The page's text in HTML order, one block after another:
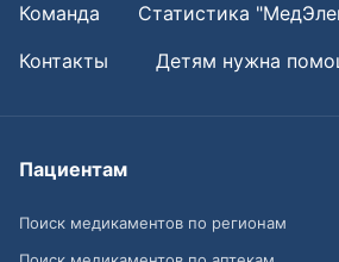
Команда
Статистика
Контакты
Детям нужна
Пациентам
Поиск медикаментов по регионам